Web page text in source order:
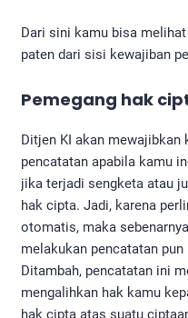
Dari sini kamu bisa
paten dari sisi kewajiban
Pemegang hak
Ditjen KI akan mewajibkan
pencatatan apabila kamu
jika terjadi sengketa atau
hak cipta. Jadi, karena
otomatis, maka
melakukan pencatatan
Ditambah, pencatatan ini
mengalihkan hak kamu
hak cipta atas suatu